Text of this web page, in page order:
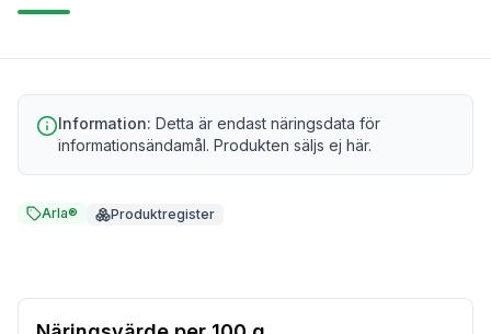
Information: Detta är endast näringsdata för
informationsändamål. Produkten säljs ej här.
Arla® Produktregister